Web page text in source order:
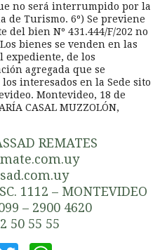
no será interrumpido por la
de Turismo. 6º) Se previene
del bien Nº 431.444/F/202 no
bienes se venden en las
expediente, de los
agregada que se
interesados en la Sede sito
Montevideo, 18 de
CASAL MUZZOLÓN,
REMATES
1112 – MONTEVIDEO
– 2900 4620
50 55 55